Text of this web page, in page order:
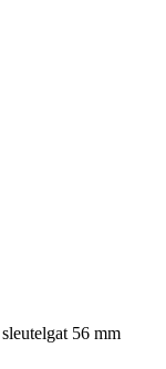
56 mm